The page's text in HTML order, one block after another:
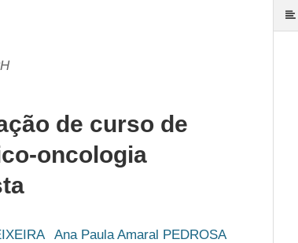
de curso de
oncologia
Ana Paula Amaral PEDROSA